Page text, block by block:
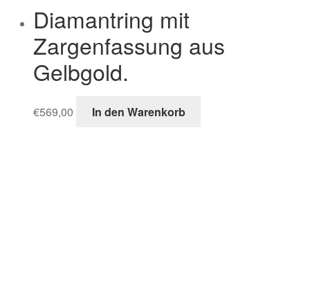
Diamantring mit
Zargenfassung aus
Gelbgold.
€569,00 In den Warenkorb